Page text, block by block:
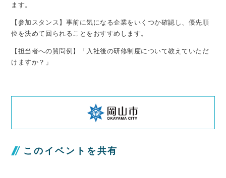
ます。
【参加スタンス】事前に気になる企業をいくつか確認し、優先順
位を決めて回られることをおすすめします。
【担当者への質問例】「入社後の研修制度について教えていただ
けますか？」
このイベントを共有